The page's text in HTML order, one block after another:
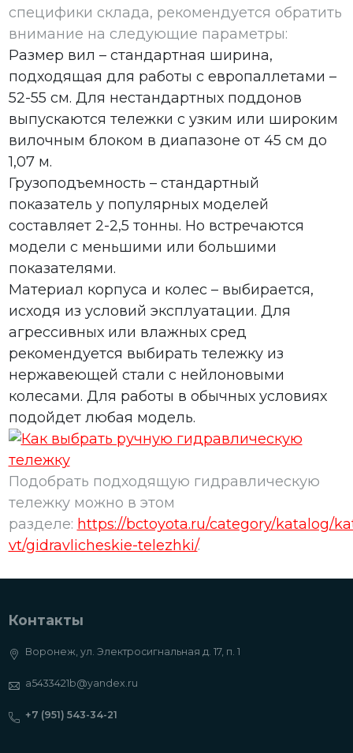
специфики склада, рекомендуется обратить
внимание на следующие параметры:
Размер вил – стандартная ширина,
подходящая для работы с европаллетами –
52-55 см. Для нестандартных поддонов
выпускаются тележки с узким или широким
вилочным блоком в диапазоне от 45 см до
1,07 м.
Грузоподъемность – стандартный
показатель у популярных моделей
составляет 2-2,5 тонны. Но встречаются
модели с меньшими или большими
показателями.
Материал корпуса и колес – выбирается,
исходя из условий эксплуатации. Для
агрессивных или влажных сред
рекомендуется выбирать тележку из
нержавеющей стали с нейлоновыми
колесами. Для работы в обычных условиях
подойдет любая модель.
Подобрать подходящую гидравлическую
тележку можно в этом
разделе: https://bctoyota.ru/category/katalog/
vt/gidravlicheskie-telezhki/.
Контакты
Воронеж, ул. Электросигнальная д. 17, п. 1
a5433421b@yandex.ru
+7 (951) 543-34-21